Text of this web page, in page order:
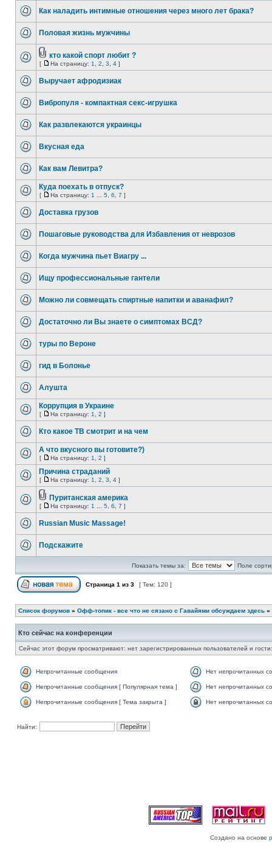
Как наладить интимные отношения через много лет брака?
Половая жизнь мужчины
кто какой спорт любит ?
[ На страницу: 1 2 3 4 ]
Выручает афродизиак
Вибропуля - компактная секс-игрушка
Как развлекаются украинцы
Вкусная еда
Как вам Левитра?
Куда поехать в отпуск?
[ На страницу: 1 5 6 7 ]
Доставка грузов
Пошаговые руководства для Избавления от неврозов
Когда мужчина пьет Виагру ...
Ищу профессиональные гантели
Можно ли совмещать спиртные напитки и аванафил?
Достаточно ли Вы знаете о симптомах ВСД?
туры по Вероне
гид в Болонье
Алушта
Коррупция в Украине
[ На страницу: 1 2 ]
Кто какое ТВ смотрит и на чем
А что вкусного вы готовите?)
[ На страницу: 1 2 ]
Причина страданий
[ На страницу: 1 2 3 4 ]
Пуританская америка
[ На страницу: 1 5 6 7 ]
Russian Music Massage!
Подскажите
Показать темы за: Поле
Страница 1 из 3 [ Тем: 120 ]
Список форумов » Офф-топик - все что не сязано с Гавайями обсуждаем здесь »
Кто сейчас на конференции
Сейчас этот форум просматривают: нет зарегистрированных пользователей и
Непрочитанные сообщения Нет непрочитанных
Непрочитанные сообщения [ Популярная тема ] Нет непрочитанных
Непрочитанные сообщения [ Тема закрыта ] Нет непрочитанных
Найти:
Создано на основе